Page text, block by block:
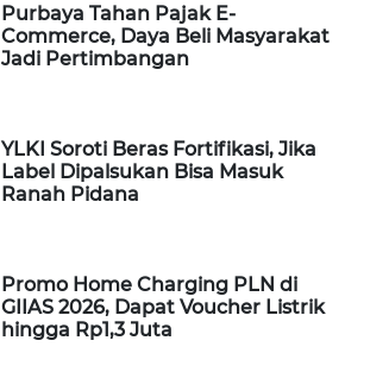
Purbaya Tahan Pajak E-
Commerce, Daya Beli Masyarakat
Jadi Pertimbangan
YLKI Soroti Beras Fortifikasi, Jika
Label Dipalsukan Bisa Masuk
Ranah Pidana
Promo Home Charging PLN di
GIIAS 2026, Dapat Voucher Listrik
hingga Rp1,3 Juta